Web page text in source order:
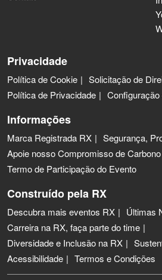
Privacidade
Política de Cookie
Solicitação de
Política de Privacidade
Informações
Marca Registrada RX
Segurança,
Apoie nosso Compromisso de
Termo de Participação do Evento
Construído pela RX
Descubra mais eventos RX
Últimas
Carreira na RX, faça parte do time
Diversidade e Inclusão na RX
Acessibilidade
Termos e Condições